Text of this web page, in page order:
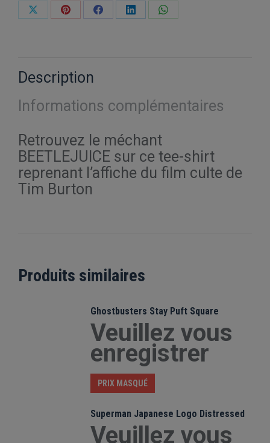
PartagerPartagerPartagerPartagerPartager
Description
Informations complémentaires
Retrouvez le méchant
BEETLEJUICE sur ce tee-shirt
reprenant l’affiche du film culte de
Tim Burton
Produits similaires
Ghostbusters Stay Puft Square
Veuillez vous
enregistrer
PRIX MASQUÉ
Superman Japanese Logo Distressed
Veuillez vous